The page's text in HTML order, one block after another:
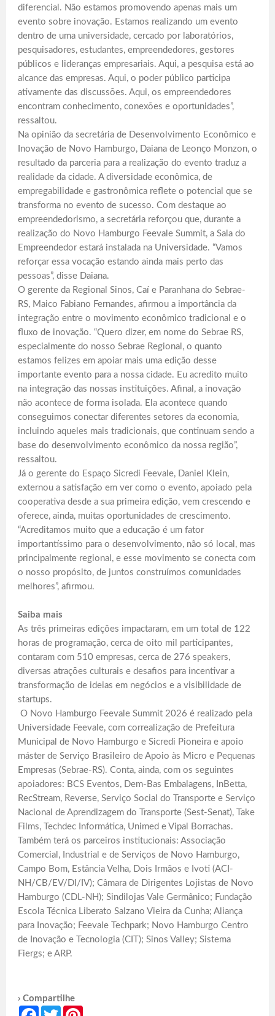
diferencial. Não estamos promovendo apenas mais um
evento sobre inovação. Estamos realizando um evento
dentro de uma universidade, cercado por laboratórios,
pesquisadores, estudantes, empreendedores, gestores
públicos e lideranças empresariais. Aqui, a pesquisa está ao
alcance das empresas. Aqui, o poder público participa
ativamente das discussões. Aqui, os empreendedores
encontram conhecimento, conexões e oportunidades”,
ressaltou.
Na opinião da secretária de Desenvolvimento Econômico e
Inovação de Novo Hamburgo, Daiana de Leonço Monzon, o
resultado da parceria para a realização do evento traduz a
realidade da cidade. A diversidade econômica, de
empregabilidade e gastronômica reflete o potencial que se
transforma no evento de sucesso. Com destaque ao
empreendedorismo, a secretária reforçou que, durante a
realização do Novo Hamburgo Feevale Summit, a Sala do
Empreendedor estará instalada na Universidade. “Vamos
reforçar essa vocação estando ainda mais perto das
pessoas”, disse Daiana.
O gerente da Regional Sinos, Caí e Paranhana do Sebrae-
RS, Maico Fabiano Fernandes, afirmou a importância da
integração entre o movimento econômico tradicional e o
fluxo de inovação. “Quero dizer, em nome do Sebrae RS,
especialmente do nosso Sebrae Regional, o quanto
estamos felizes em apoiar mais uma edição desse
importante evento para a nossa cidade. Eu acredito muito
na integração das nossas instituições. Afinal, a inovação
não acontece de forma isolada. Ela acontece quando
conseguimos conectar diferentes setores da economia,
incluindo aqueles mais tradicionais, que continuam sendo a
base do desenvolvimento econômico da nossa região”,
ressaltou.
Já o gerente do Espaço Sicredi Feevale, Daniel Klein,
externou a satisfação em ver como o evento, apoiado pela
cooperativa desde a sua primeira edição, vem crescendo e
oferece, ainda, muitas oportunidades de crescimento.
“Acreditamos muito que a educação é um fator
importantíssimo para o desenvolvimento, não só local, mas
principalmente regional, e esse movimento se conecta com
o nosso propósito, de juntos construímos comunidades
melhores”, afirmou.
Saiba mais
As três primeiras edições impactaram, em um total de 122
horas de programação, cerca de oito mil participantes,
contaram com 510 empresas, cerca de 276 speakers,
diversas atrações culturais e desafios para incentivar a
transformação de ideias em negócios e a visibilidade de
startups.
O Novo Hamburgo Feevale Summit 2026 é realizado pela
Universidade Feevale, com correalização de Prefeitura
Municipal de Novo Hamburgo e Sicredi Pioneira e apoio
máster de Serviço Brasileiro de Apoio às Micro e Pequenas
Empresas (Sebrae-RS). Conta, ainda, com os seguintes
apoiadores: BCS Eventos, Dem-Bas Embalagens, InBetta,
RecStream, Reverse, Serviço Social do Transporte e Serviço
Nacional de Aprendizagem do Transporte (Sest-Senat), Take
Films, Techdec Informática, Unimed e Vipal Borrachas.
Também terá os parceiros institucionais: Associação
Comercial, Industrial e de Serviços de Novo Hamburgo,
Campo Bom, Estância Velha, Dois Irmãos e Ivoti (ACI-
NH/CB/EV/DI/IV); Câmara de Dirigentes Lojistas de Novo
Hamburgo (CDL-NH); Sindilojas Vale Germânico; Fundação
Escola Técnica Liberato Salzano Vieira da Cunha; Aliança
para Inovação; Feevale Techpark; Novo Hamburgo Centro
de Inovação e Tecnologia (CIT); Sinos Valley; Sistema
Fiergs; e ARP.
› Compartilhe
FacebookTwitter